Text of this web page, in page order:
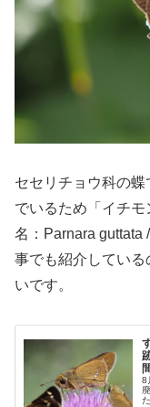
セセリチョウ科の
でいるため「イチ
名：Parnara guttata
事でも紹介してい
いです。
8